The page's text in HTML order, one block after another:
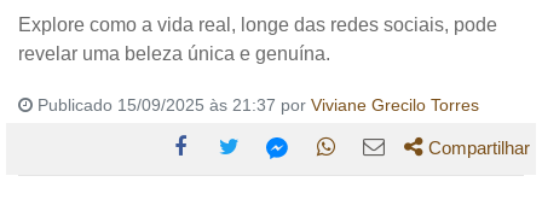
Explore como a vida real, longe das redes sociais, pode
revelar uma beleza única e genuína.
Publicado 15/09/2025 às 21:37 por Viviane Grecilo Torres
Compartilhar